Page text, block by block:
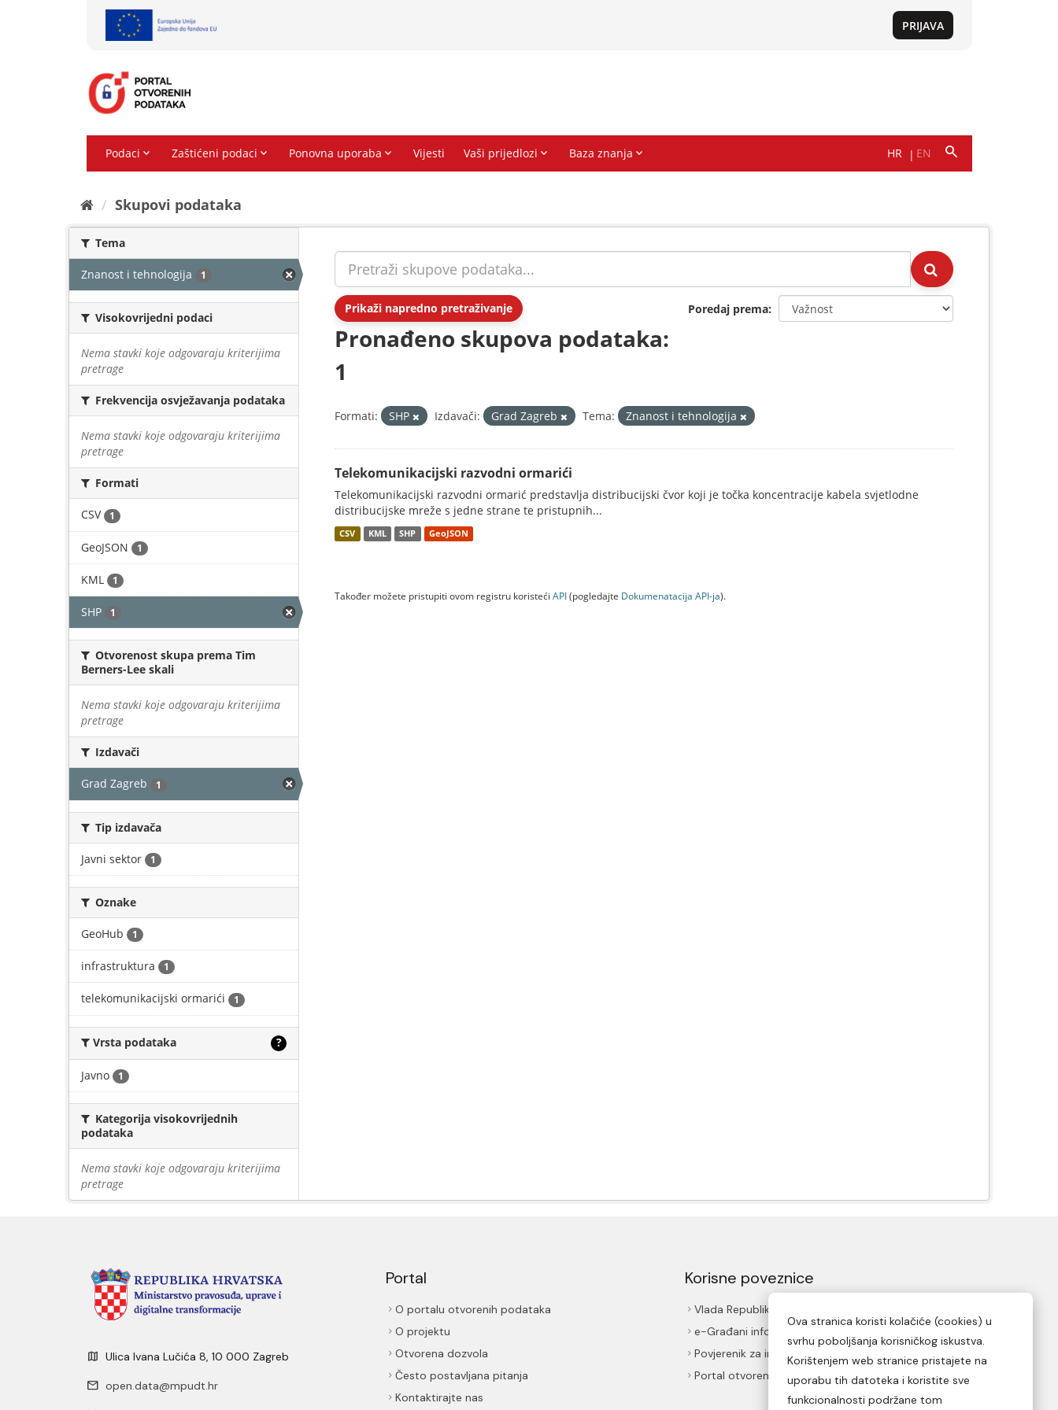
Skupovi podаtаkа
Tema
Znanost i tehnologija 1
Visokovrijedni podaci
Nema stavki koje odgovaraju kriterijima
pretrage
Frekvencija osvježavanja podataka
Nema stavki koje odgovaraju kriterijima
pretrage
Formati
CSV 1
GeoJSON 1
KML 1
SHP 1
Otvorenost skupa prema Tim
Berners-Lee skali
Nema stavki koje odgovaraju kriterijima
pretrage
Izdavači
Grad Zagreb 1
Tip izdavača
Javni sektor 1
Oznake
GeoHub 1
infrastruktura 1
telekomunikacijski ormarići 1
Vrsta podataka ?
Javno 1
Kategorija visokovrijednih
podataka
Nema stavki koje odgovaraju kriterijima
pretrage
Prikaži napredno pretraživanje Poredaj prema
Pronađeno skupova podataka:
1
Formati: SHP Izdavači: Grad Zagreb Tema: Znanost i tehnologija
Telekomunikacijski razvodni ormarići
Telekomunikacijski razvodni ormarić predstavlja distribucijski čvor koji je točka koncentracije kabela svjetlodne
distribucijske mreže s jedne strane te pristupnih...
CSV KML SHP GeoJSON
Također možete pristupiti ovom registru koristeći API(pogledajte Dokumenаtаcijа API-jа).